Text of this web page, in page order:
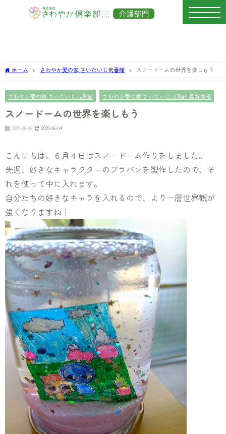
ホーム さわやか愛の家 さいだいじ弐番館 スノードームの世界を楽しもう
さわやか愛の家 さいだいじ弐番館 さわやか愛の家 さいだいじ弐番館 最新情報
スノードームの世界を楽しもう
2025-06-06 2025-06-04
こんにちは。６月４日はスノードーム作りをしました。
先週、好きなキャラクターのプラバンを製作したので、そ
れを使って中に入れます。
自分たちの好きなキャラを入れるので、より一層世界観が
強くなりますね！